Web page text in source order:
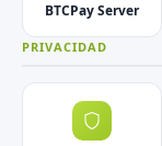
BTCPay Server
PRIVACIDAD